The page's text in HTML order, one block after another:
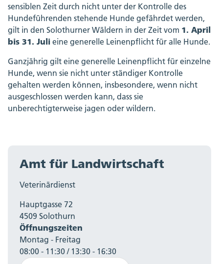
sensiblen Zeit durch nicht unter der Kontrolle des
Hundeführenden stehende Hunde gefährdet werden,
gilt in den Solothurner Wäldern in der Zeit vom 1. April
bis 31. Juli eine generelle Leinenpflicht für alle Hunde.
Ganzjährig gilt eine generelle Leinenpflicht für einzelne
Hunde, wenn sie nicht unter ständiger Kontrolle
gehalten werden können, insbesondere, wenn nicht
ausgeschlossen werden kann, dass sie
unberechtigterweise jagen oder wildern.
Amt für Landwirtschaft
Veterinärdienst
Hauptgasse 72
4509 Solothurn
Öffnungszeiten
Montag - Freitag
08:00 - 11:30 / 13:30 - 16:30